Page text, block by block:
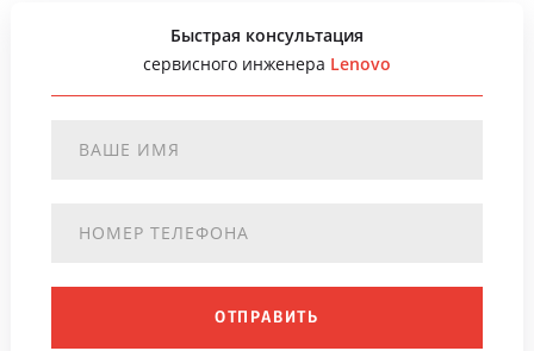
Быстрая консультация
сервисного инженера Lenovo
ОТПРАВИТЬ